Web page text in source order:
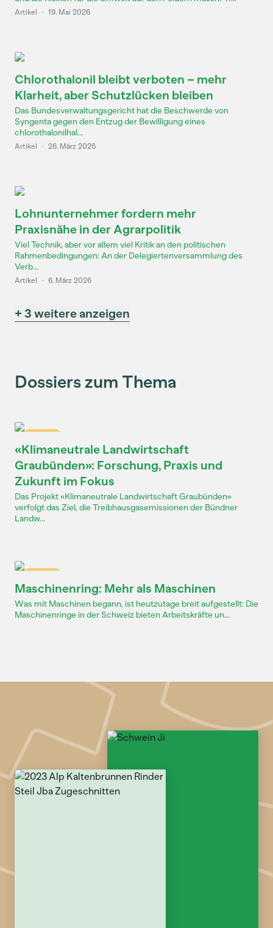
Artikel · 19. Mai 2026
Chlorothalonil bleibt verboten – mehr
Klarheit, aber Schutzlücken bleiben
Das Bundesverwaltungsgericht hat die Beschwerde von
Syngenta gegen den Entzug der Bewilligung eines
chlorothalonilhal...
Artikel · 26. März 2026
Lohnunternehmer fordern mehr
Praxisnähe in der Agrarpolitik
Viel Technik, aber vor allem viel Kritik an den politischen
Rahmenbedingungen: An der Delegiertenversammlung des
Verb...
Artikel · 6. März 2026
+ 3 weitere anzeigen
Dossiers zum Thema
«Klimaneutrale Landwirtschaft
Graubünden»: Forschung, Praxis und
Zukunft im Fokus
Das Projekt «Klimaneutrale Landwirtschaft Graubünden»
verfolgt das Ziel, die Treibhausgasemissionen der Bündner
Landw...
Maschinenring: Mehr als Maschinen
Was mit Maschinen begann, ist heutzutage breit aufgestellt: Die
Maschinenringe in der Schweiz bieten Arbeitskräfte un...